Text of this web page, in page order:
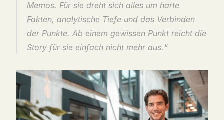
Memos. Für sie dreht sich alles um harte
Fakten, analytische Tiefe und das Verbinden
der Punkte. Ab einem gewissen Punkt reicht die
Story für sie einfach nicht mehr aus.“